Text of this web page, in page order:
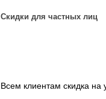
Скидки для частных лиц
Всем клиентам скидка на